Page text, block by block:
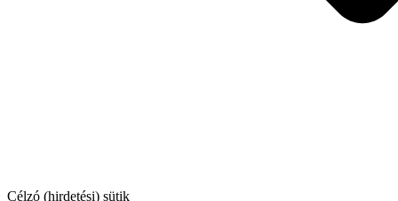
Célzó (hirdetési) sütik